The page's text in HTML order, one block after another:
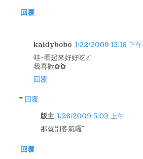
回覆
kaidybobo 1/22/2009 12:16 下午
哇~看起來好好吃ㄛ
我喜歡✿^^✿
回覆
回覆
版主 1/26/2009 5:02 上午
那就別客氣囉^^
回覆